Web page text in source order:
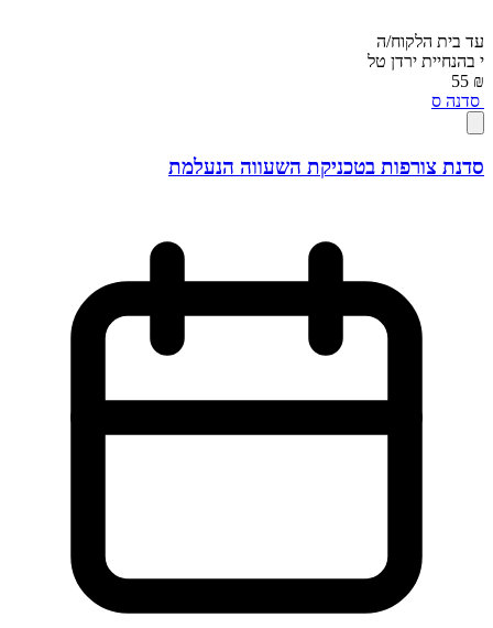
עד בית הלקוח/ה
י בהנחיית ירדן טל
₪ 55
סדנה ס
סדנת צורפות בטכניקת השעווה הנעלמת